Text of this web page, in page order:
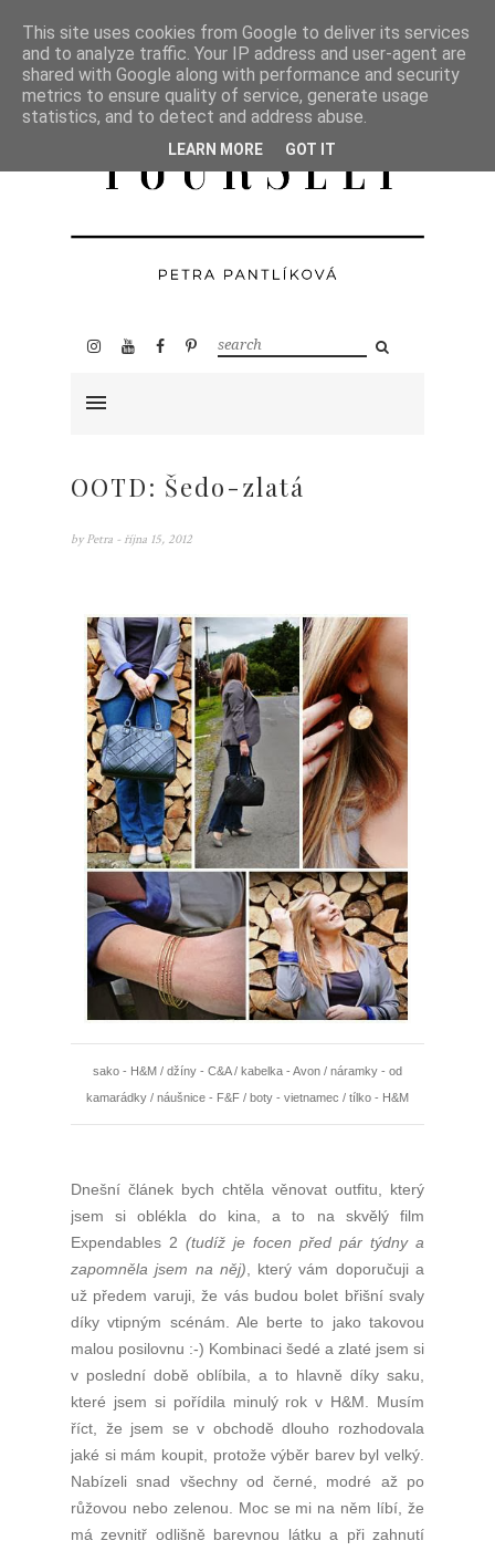
OOTD: Šedo-zlatá
by Petra - října 15, 2012
sako - H&M / džíny - C&A / kabelka - Avon / náramky - od
kamarádky / náušnice - F&F / boty - vietnamec / tílko - H&M
Dnešní článek bych chtěla věnovat outfitu, který
jsem si oblékla do kina, a to na skvělý film
Expendables 2 (tudíž je focen před pár týdny a
zapomněla jsem na něj), který vám doporučuji a
už předem varuji, že vás budou bolet břišní svaly
díky vtipným scénám. Ale berte to jako takovou
malou posilovnu :-) Kombinaci šedé a zlaté jsem si
v poslední době oblíbila, a to hlavně díky saku,
které jsem si pořídila minulý rok v H&M. Musím
říct, že jsem se v obchodě dlouho rozhodovala
jaké si mám koupit, protože výběr barev byl velký.
Nabízeli snad všechny od černé, modré až po
růžovou nebo zelenou. Moc se mi na něm líbí, že
má zevnitř odlišně barevnou látku a při zahnutí
This site uses cookies from Google to deliver its services
and to analyze traffic. Your IP address and user-agent are
shared with Google along with performance and security
metrics to ensure quality of service, generate usage
statistics, and to detect and address abuse.
LEARN MORE GOT IT